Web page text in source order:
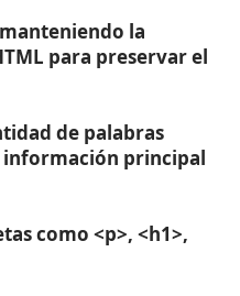
la
para preservar el
de palabras
principal
como <p>, <h1>,